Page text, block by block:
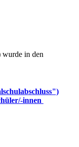
in den
innen